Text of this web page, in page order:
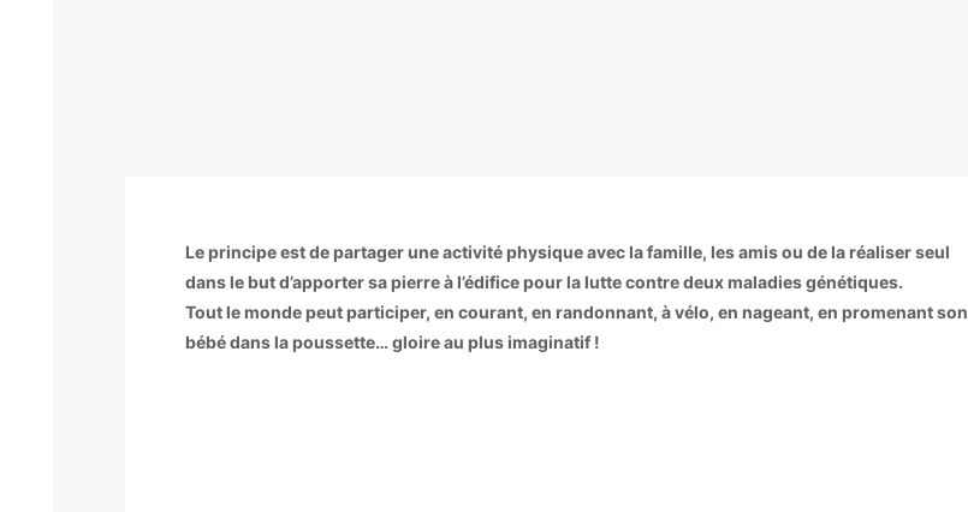
Le principe est de partager une activité physique avec la famille, les amis ou de la réaliser seul
dans le but d’apporter sa pierre à l’édifice pour la lutte contre deux maladies génétiques.
Tout le monde peut participer, en courant, en randonnant, à vélo, en nageant, en promenant son
bébé dans la poussette… gloire au plus imaginatif !